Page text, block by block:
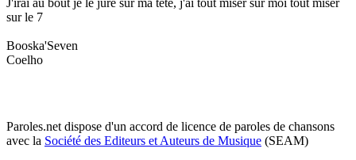
sur le 7
Booska'Seven
Coelho
Paroles.net dispose d'un accord de licence de paroles de chansons
avec la Société des Editeurs et Auteurs de Musique (SEAM)